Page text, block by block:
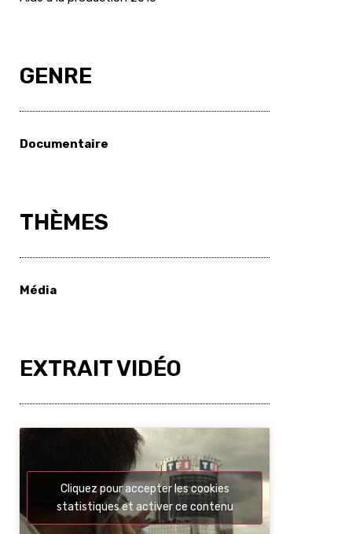
EXTRAIT VIDÉO
Cliquez pour accepter les cookies
statistiques et activer ce contenu
GENRE
Documentaire
THÈMES
Média